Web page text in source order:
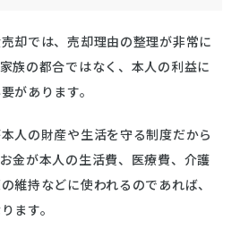
却では、売却理由の整理が非常に
族の都合ではなく、本人の利益に
があります。
人の財産や生活を守る制度だから
金が本人の生活費、医療費、介護
維持などに使われるのであれば、
ます。